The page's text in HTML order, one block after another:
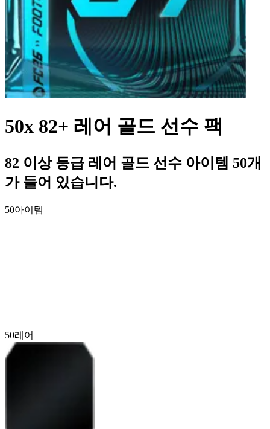
50x 82+ 레어 골드 선수 팩
82 이상 등급 레어 골드 선수 아이템 50개
가 들어 있습니다.
50아이템
50레어